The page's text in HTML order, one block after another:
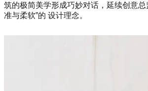
筑的极简美学形成巧妙对话，延续创意总
准与柔软”的 设计理念。